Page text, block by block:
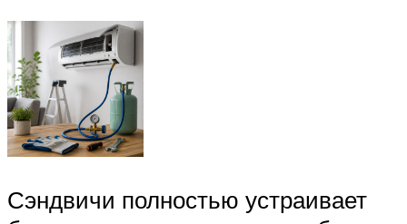
Сэндвичи полностью устраивает